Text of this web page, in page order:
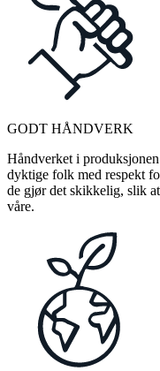
GODT HÅNDVERK
Håndverket i
dyktige folk med respekt
de gjør det skikkelig, slik
våre.